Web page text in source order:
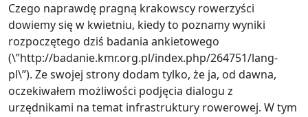
Czego naprawdę pragną krakowscy rowerzyści
dowiemy się w kwietniu, kiedy to poznamy wyniki
rozpoczętego dziś badania ankietowego
(\”http://badanie.kmr.org.pl/index.php/264751/lang-
pl\”). Ze swojej strony dodam tylko, że ja, od dawna,
oczekiwałem możliwości podjęcia dialogu z
urzędnikami na temat infrastruktury rowerowej. W tym